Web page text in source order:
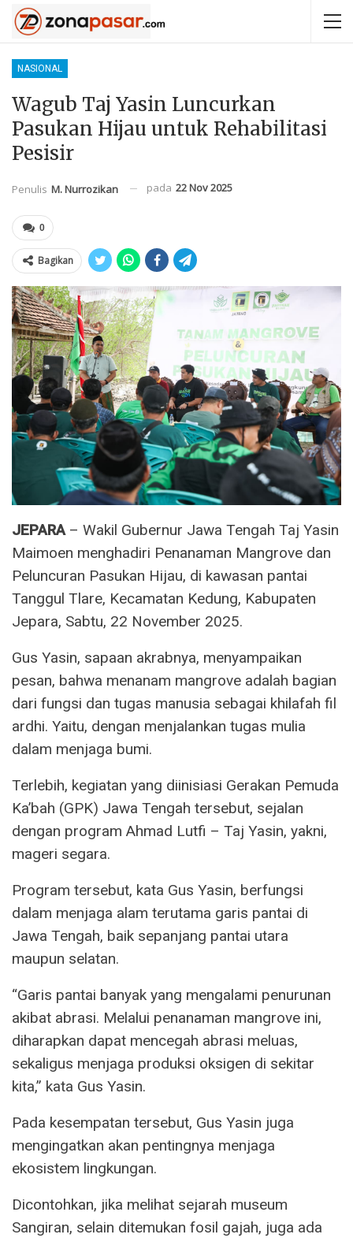
NASIONAL
Wagub Taj Yasin Luncurkan
Pasukan Hijau untuk Rehabilitasi
Pesisir
Penulis M. Nurrozikan pada 22 Nov 2025
0
Bagikan
JEPARA– Wakil Gubernur Jawa Tengah Taj Yasin
Maimoen menghadiri Penanaman Mangrove dan
Peluncuran Pasukan Hijau, di kawasan pantai
Tanggul Tlare, Kecamatan Kedung, Kabupaten
Jepara, Sabtu, 22 November 2025.
Gus Yasin, sapaan akrabnya, menyampaikan
pesan, bahwa menanam mangrove adalah bagian
dari fungsi dan tugas manusia sebagai khilafah fil
ardhi. Yaitu, dengan menjalankan tugas mulia
dalam menjaga bumi.
Terlebih, kegiatan yang diinisiasi Gerakan Pemuda
Ka’bah (GPK) Jawa Tengah tersebut, sejalan
dengan program Ahmad Lutfi – Taj Yasin, yakni,
mageri segara.
Program tersebut, kata Gus Yasin, berfungsi
dalam menjaga alam terutama garis pantai di
Jawa Tengah, baik sepanjang pantai utara
maupun selatan.
“Garis pantai banyak yang mengalami penurunan
akibat abrasi. Melalui penanaman mangrove ini,
diharapkan dapat mencegah abrasi meluas,
sekaligus menjaga produksi oksigen di sekitar
kita,” kata Gus Yasin.
Pada kesempatan tersebut, Gus Yasin juga
mengingatkan akan pentingnya menjaga
ekosistem lingkungan.
Dicontohkan, jika melihat sejarah museum
Sangiran, selain ditemukan fosil gajah, juga ada